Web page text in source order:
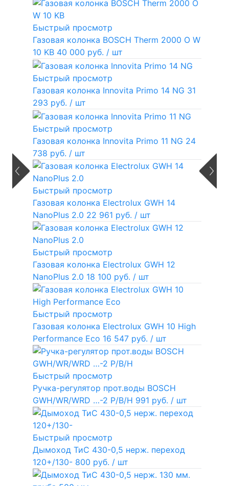
Быстрый просмотр
Газовая колонка BOSCH Therm 2000 O W
10 KB 40 000 руб. / шт
Быстрый просмотр
Газовая колонка Innovita Primo 14 NG 31
293 руб. / шт
Быстрый просмотр
Газовая колонка Innovita Primo 11 NG 24
738 руб. / шт
Быстрый просмотр
Газовая колонка Electrolux GWH 14
NanoPlus 2.0 22 961 руб. / шт
Быстрый просмотр
Газовая колонка Electrolux GWH 12
NanoPlus 2.0 18 100 руб. / шт
Быстрый просмотр
Газовая колонка Electrolux GWH 10 High
Performance Eco 16 547 руб. / шт
Быстрый просмотр
Ручка-регулятор прот.воды BOSCH
GWH/WR/WRD …-2 P/B/H 991 руб. / шт
Быстрый просмотр
Дымоход ТиС 430-0,5 нерж. переход
120+/130- 800 руб. / шт